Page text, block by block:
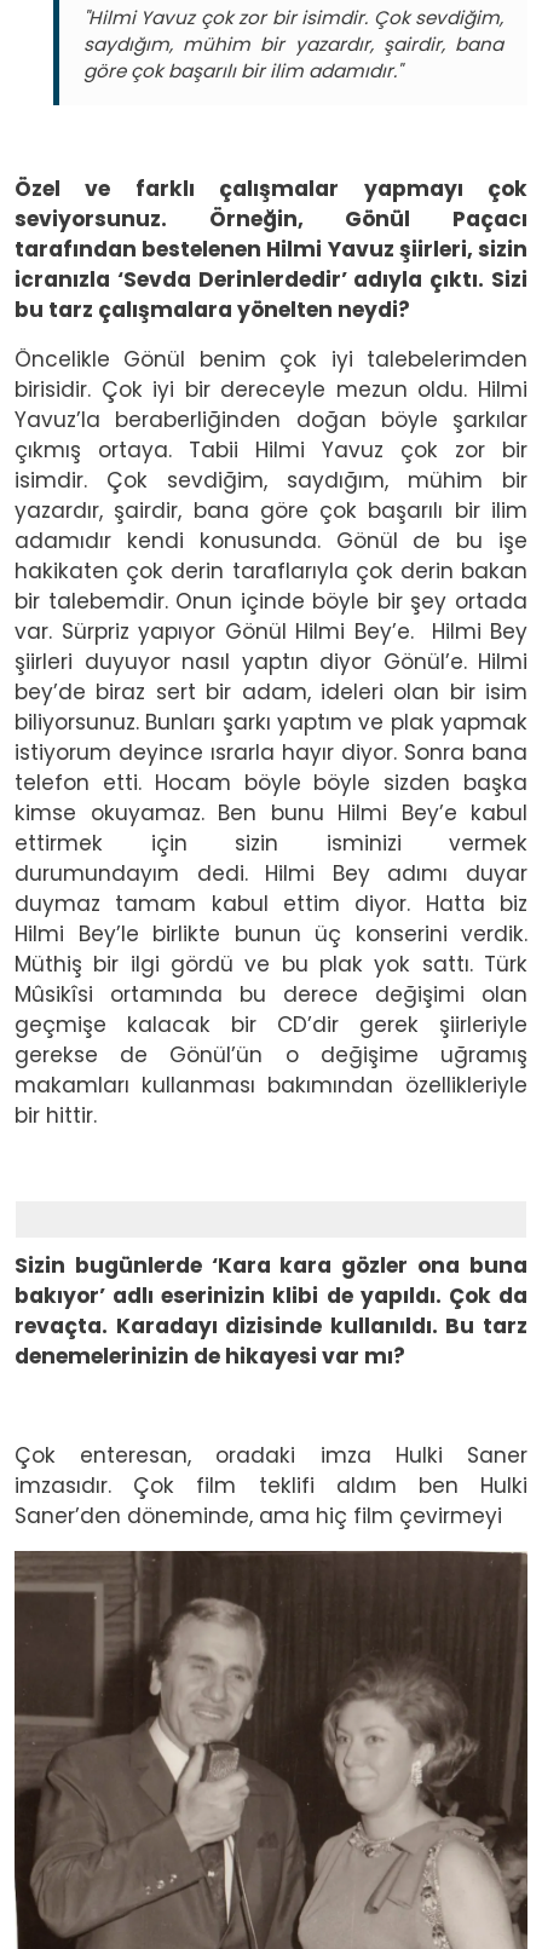
"Hilmi Yavuz çok zor bir isimdir. Çok sevdiğim,
saydığım, mühim bir yazardır, şairdir, bana
göre çok başarılı bir ilim adamıdır."
Özel ve farklı çalışmalar yapmayı çok
seviyorsunuz. Örneğin, Gönül Paçacı
tarafından bestelenen Hilmi Yavuz şiirleri, sizin
icranızla ‘Sevda Derinlerdedir’ adıyla çıktı. Sizi
bu tarz çalışmalara yönelten neydi?
Öncelikle Gönül benim çok iyi talebelerimden
birisidir. Çok iyi bir dereceyle mezun oldu. Hilmi
Yavuz’la beraberliğinden doğan böyle şarkılar
çıkmış ortaya. Tabii Hilmi Yavuz çok zor bir
isimdir. Çok sevdiğim, saydığım, mühim bir
yazardır, şairdir, bana göre çok başarılı bir ilim
adamıdır kendi konusunda. Gönül de bu işe
hakikaten çok derin taraflarıyla çok derin bakan
bir talebemdir. Onun içinde böyle bir şey ortada
var. Sürpriz yapıyor Gönül Hilmi Bey’e. Hilmi Bey
şiirleri duyuyor nasıl yaptın diyor Gönül’e. Hilmi
bey’de biraz sert bir adam, ideleri olan bir isim
biliyorsunuz. Bunları şarkı yaptım ve plak yapmak
istiyorum deyince ısrarla hayır diyor. Sonra bana
telefon etti. Hocam böyle böyle sizden başka
kimse okuyamaz. Ben bunu Hilmi Bey’e kabul
ettirmek için sizin isminizi vermek
durumundayım dedi. Hilmi Bey adımı duyar
duymaz tamam kabul ettim diyor. Hatta biz
Hilmi Bey’le birlikte bunun üç konserini verdik.
Müthiş bir ilgi gördü ve bu plak yok sattı. Türk
Mûsikîsi ortamında bu derece değişimi olan
geçmişe kalacak bir CD’dir gerek şiirleriyle
gerekse de Gönül’ün o değişime uğramış
makamları kullanması bakımından özellikleriyle
bir hittir.
Sizin bugünlerde ‘Kara kara gözler ona buna
bakıyor’ adlı eserinizin klibi de yapıldı. Çok da
revaçta. Karadayı dizisinde kullanıldı. Bu tarz
denemelerinizin de hikayesi var mı?
Çok enteresan, oradaki imza Hulki Saner
imzasıdır. Çok film teklifi aldım ben Hulki
Saner’den döneminde, ama hiç film çevirmeyi
Image